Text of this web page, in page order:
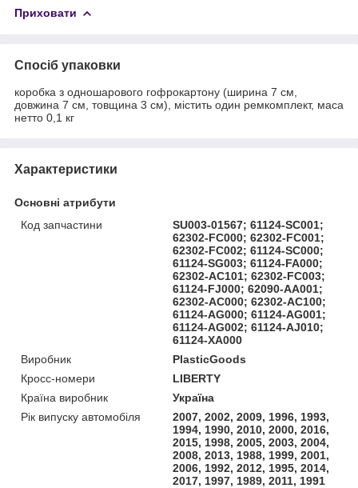
Приховати
Спосіб упаковки
коробка з одношарового гофрокартону (ширина 7 см,
довжина 7 см, товщина 3 см), містить один ремкомплект, маса
нетто 0,1 кг
Характеристики
Основні атрибути
Код запчастини
SU003-01567; 61124-SC001;
62302-FC000; 62302-FC001;
62302-FC002; 61124-SC000;
61124-SG003; 61124-FA000;
62302-AC101; 62302-FC003;
61124-FJ000; 62090-AA001;
62302-AC000; 62302-AC100;
61124-AG000; 61124-AG001;
61124-AG002; 61124-AJ010;
61124-XA000
Виробник
PlasticGoods
Кросс-номери
LIBERTY
Країна виробник
Україна
Рік випуску автомобіля
2007, 2002, 2009, 1996, 1993,
1994, 1990, 2010, 2000, 2016,
2015, 1998, 2005, 2003, 2004,
2008, 2013, 1988, 1999, 2001,
2006, 1992, 2012, 1995, 2014,
2017, 1997, 1989, 2011, 1991